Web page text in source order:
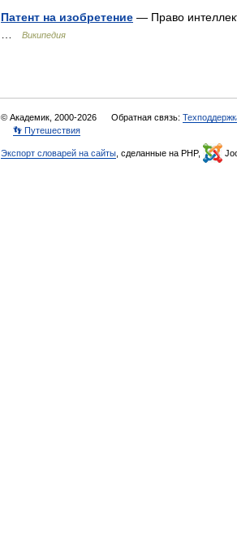
Патент на изобретение — Право
Википедия
© Академик, 2000-2026 Обратная связь:
👣 Путешествия
Экспорт словарей на сайты , сделанные на PHP,